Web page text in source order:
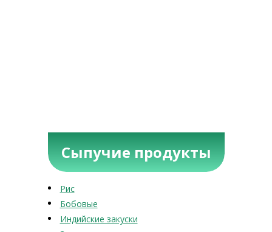
Сыпучие продукты
Рис
Бобовые
Индийские закуски